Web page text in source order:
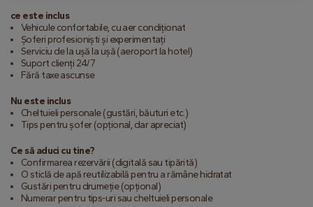
ce este inclus
Vehicule confortabile, cu aer condiționat
Șoferi profesioniști și experimentați
Serviciu de la ușă la ușă (aeroport la hotel)
Suport clienți 24/7
Fără taxe ascunse
Nu este inclus
Cheltuieli personale (gustări, băuturi etc.)
Tips pentru șofer (opțional, dar apreciat)
Ce să aduci cu tine?
Confirmarea rezervării (digitală sau tipărită)
O sticlă de apă reutilizabilă pentru a rămâne hidratat
Gustări pentru drumeție (opțional)
Numerar pentru tips-uri sau cheltuieli personale